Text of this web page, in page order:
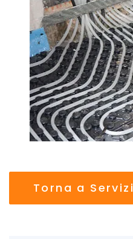
Torna a Servizi